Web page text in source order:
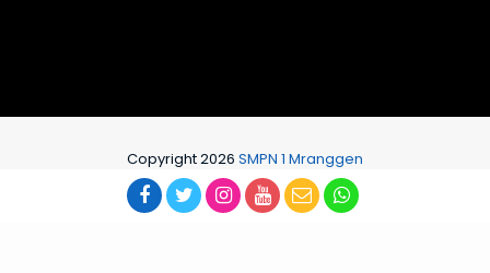
Copyright 2026 SMPN 1 Mranggen
Developed and supported by
jasawebsekolah.id